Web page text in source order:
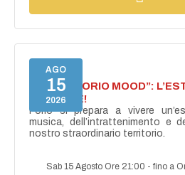
AGO
15
2026
NASCE “FORIO MOOD”:
ACCENDE!
Forio si prepara a vivere
musica, dell’intrattenimento e
nostro straordinario territorio.
Sab 15 Agosto Ore 21:00 -fino a